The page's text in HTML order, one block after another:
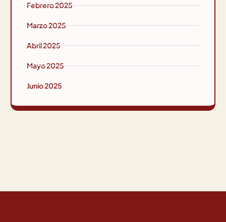
Febrero 2025
Marzo 2025
Abril 2025
Mayo 2025
Junio 2025